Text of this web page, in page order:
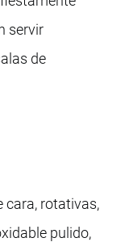
servir
de
cara, rotativas,
pulido,